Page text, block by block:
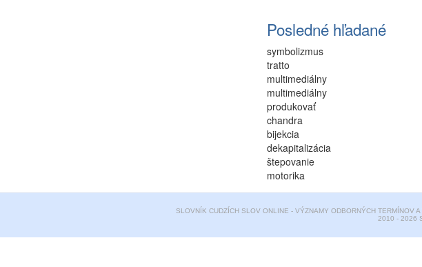
Posledné hľadané
symbolizmus
tratto
multimediálny
multimediálny
produkovať
chandra
bijekcia
dekapitalizácia
štepovanie
motorika
SLOVNÍK CUDZÍCH SLOV ONLINE - VÝZNAMY ODBORNÝCH TERMÍNOV
2010 - 2026